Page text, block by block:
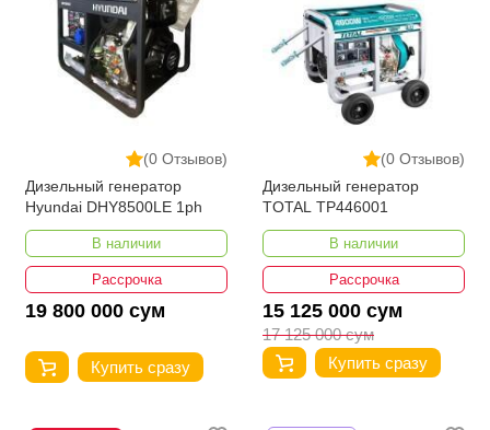
(0 Отзывов)
Дизельный генератор
Hyundai DHY8500LE 1ph
В наличии
Рассрочка
19 800 000 сум
Купить сразу
(0 Отзывов)
Дизельный генератор
TOTAL TP446001
В наличии
Рассрочка
15 125 000 сум
17 125 000 сум
Купить сразу